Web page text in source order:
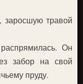
заросшую травой
Он
забор на свой
пруду.